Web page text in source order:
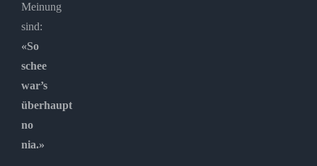
Meinung
sind:
«So
schee
war’s
überhaupt
no
nia.»